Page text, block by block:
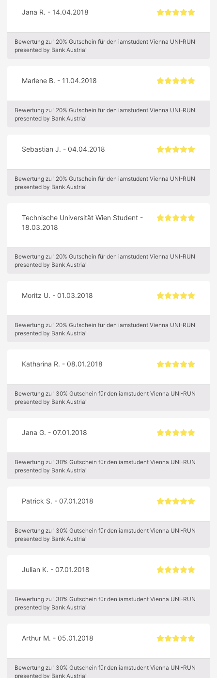
Jana R. - 14.04.2018
Bewertung zu "20% Gutschein für den iamstudent Vienna UNI-RUN
presented by Bank Austria"
Marlene B. - 11.04.2018
Bewertung zu "20% Gutschein für den iamstudent Vienna UNI-RUN
presented by Bank Austria"
Sebastian J. - 04.04.2018
Bewertung zu "20% Gutschein für den iamstudent Vienna UNI-RUN
presented by Bank Austria"
Technische Universität Wien Student -
18.03.2018
Bewertung zu "20% Gutschein für den iamstudent Vienna UNI-RUN
presented by Bank Austria"
Moritz U. - 01.03.2018
Bewertung zu "20% Gutschein für den iamstudent Vienna UNI-RUN
presented by Bank Austria"
Katharina R. - 08.01.2018
Bewertung zu "30% Gutschein für den iamstudent Vienna UNI-RUN
presented by Bank Austria"
Jana G. - 07.01.2018
Bewertung zu "30% Gutschein für den iamstudent Vienna UNI-RUN
presented by Bank Austria"
Patrick S. - 07.01.2018
Bewertung zu "30% Gutschein für den iamstudent Vienna UNI-RUN
presented by Bank Austria"
Julian K. - 07.01.2018
Bewertung zu "30% Gutschein für den iamstudent Vienna UNI-RUN
presented by Bank Austria"
Arthur M. - 05.01.2018
Bewertung zu "30% Gutschein für den iamstudent Vienna UNI-RUN
presented by Bank Austria"